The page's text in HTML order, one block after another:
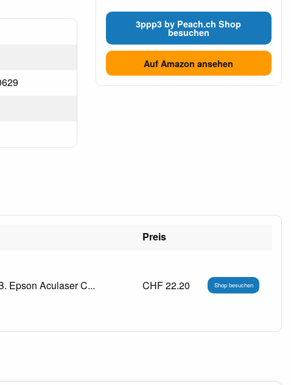
3ppp3 by Peach.ch Shop
besuchen
Auf Amazon ansehen
Preis
Epson Aculaser C... CHF 22.20 Shop besuchen